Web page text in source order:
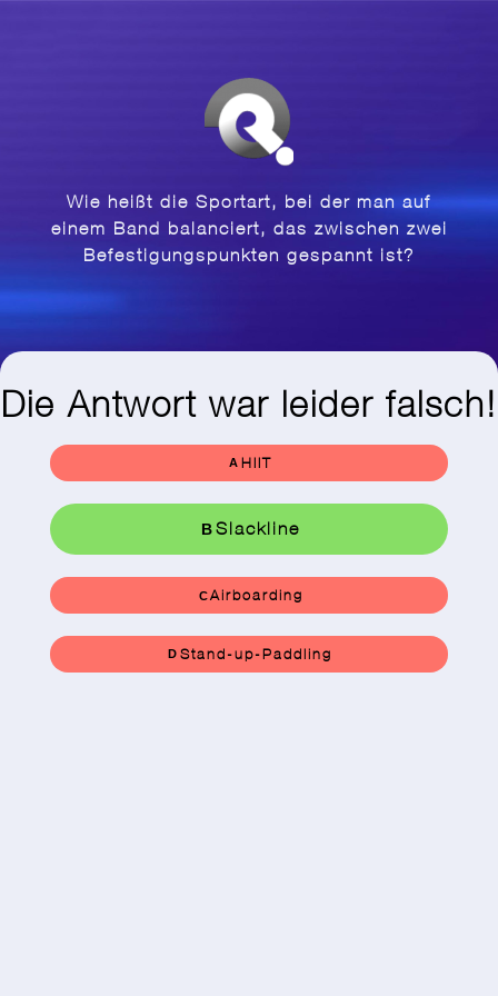
Wie heißt die Sportart, bei der man auf
einem Band balanciert, das zwischen zwei
Befestigungspunkten gespannt ist?
Die Antwort war leider falsch!
A HIIT
B Slackline
CAirboarding
D Stand-up-Paddling